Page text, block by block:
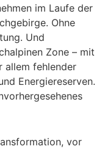
im Laufe der
Ohne
Und
Zone – mit
allem fehlender
Energiereserven.
vor